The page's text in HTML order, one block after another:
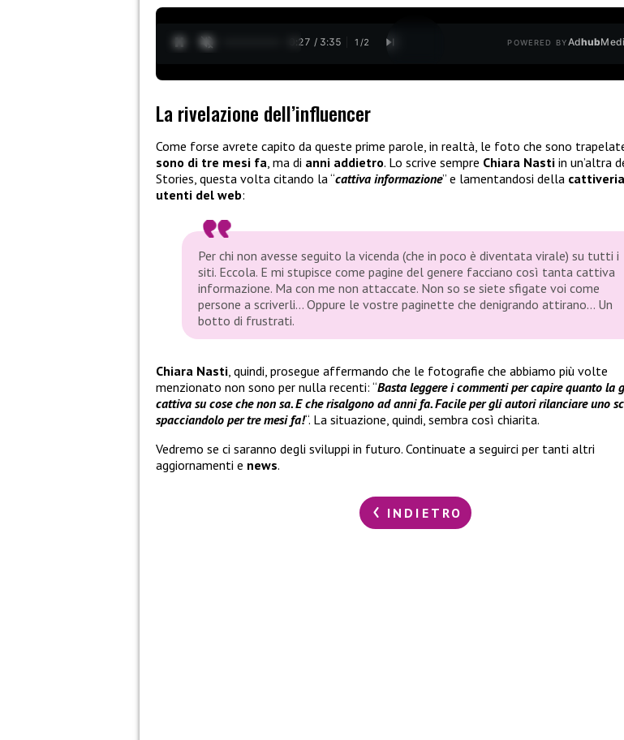
0:28 / 3:35 1 /2 POWERED BYAdhub
La rivelazione dell’influencer
Come forse avrete capito da queste prime parole, in realtà, le foto che sono
sono di tre mesi fa, ma di anni addietro. Lo scrive sempre Chiara Nasti in un’altra
Stories, questa volta citando la “cattiva informazione” e lamentandosi della
utenti del web:
Per chi non avesse seguito la vicenda (che in poco è diventata virale) su tutti i
siti. Eccola. E mi stupisce come pagine del genere facciano così tanta cattiva
informazione. Ma con me non attaccate. Non so se siete sfigate voi come
persone a scriverli… Oppure le vostre paginette che denigrando attirano… Un
botto di frustrati.
Chiara Nasti, quindi, prosegue affermando che le fotografie che abbiamo più volte
menzionato non sono per nulla recenti: “Basta leggere i commenti per capire quanto la
cattiva su cose che non sa. E che risalgono ad anni fa. Facile per gli autori rilanciare uno
spacciandolo per tre mesi fa!“. La situazione, quindi, sembra così chiarita.
Vedremo se ci saranno degli sviluppi in futuro. Continuate a seguirci per tanti altri
aggiornamenti e news.
INDIETRO